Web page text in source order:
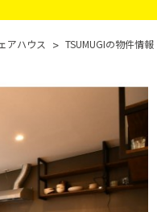
アハウス > TSUMUGIの物件情報